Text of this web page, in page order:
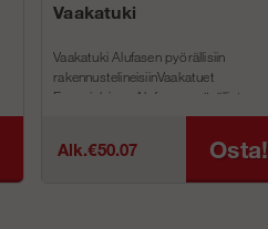
Vaakatuki
Vaakatuki Alufasen pyörällisiin
rakennustelineisiinVaakatuet
Espanjalaisen Alufasen pyörällisten
rakennustelineiden malleihin. J...
Alk.€50.07 Osta!